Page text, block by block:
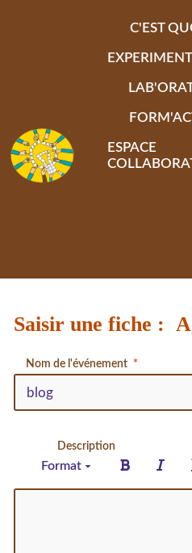
C'EST
ESPACE
Saisir une fiche :
Nom de l'événement
Description
Format